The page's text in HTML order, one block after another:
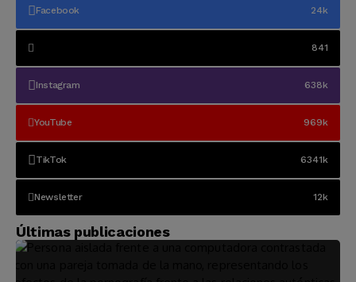
Facebook 24k
841
Instagram 638k
YouTube 969k
TikTok 6341k
Newsletter 12k
Últimas publicaciones